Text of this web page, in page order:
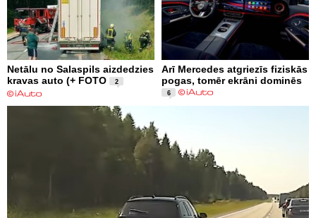
Netālu no Salaspils aizdedzies
kravas auto (+ FOTO
2
Arī Mercedes atgriezīs fiziskās
pogas, tomēr ekrāni dominēs
6